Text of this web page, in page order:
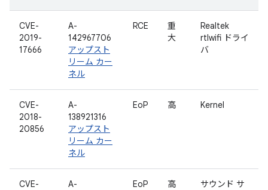
CVE-
2019-
17666
A-
142967706
アップスト
リーム カー
ネル
RCE
重
大
Realtek
rtlwifi ドライ
バ
CVE-
2018-
20856
A-
138921316
アップスト
リーム カー
ネル
EoP 高 Kernel
CVE-
A-
EoP 高
サウンド サ